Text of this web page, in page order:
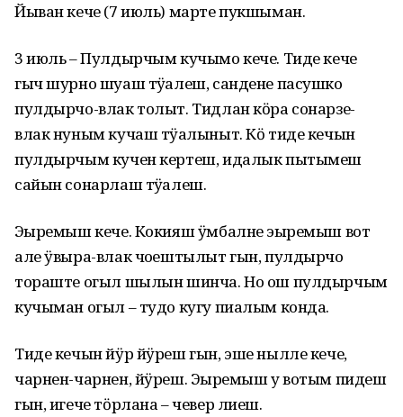
Йыван кече (7 июль) марте пукшыман.
3 июль – Пулдырчым кучымо кече. Тиде кече
гыч шурно шуаш тӱҥалеш, сандене пасушко
пулдырчо-влак толыт. Тидлан кӧра сонарзе-
влак нуным кучаш тӱҥалыныт. Кӧ тиде кечын
пулдырчым кучен кертеш, идалык пытымеш
сайын сонарлаш тӱҥалеш.
Эҥыремыш кече. Кокияш ӱмбалне эҥыремыш вот
але ӱвыра-влак чоҥештылыт гын, пулдырчо
тораште огыл шылын шинча. Но ош пулдырчым
кучыман огыл – тудо кугу пиалым конда.
Тиде кечын йӱр йӱреш гын, эше нылле кече,
чарнен-чарнен, йӱреш. Эҥыремыш у вотым пидеш
гын, игече тӧрлана – чевер лиеш.